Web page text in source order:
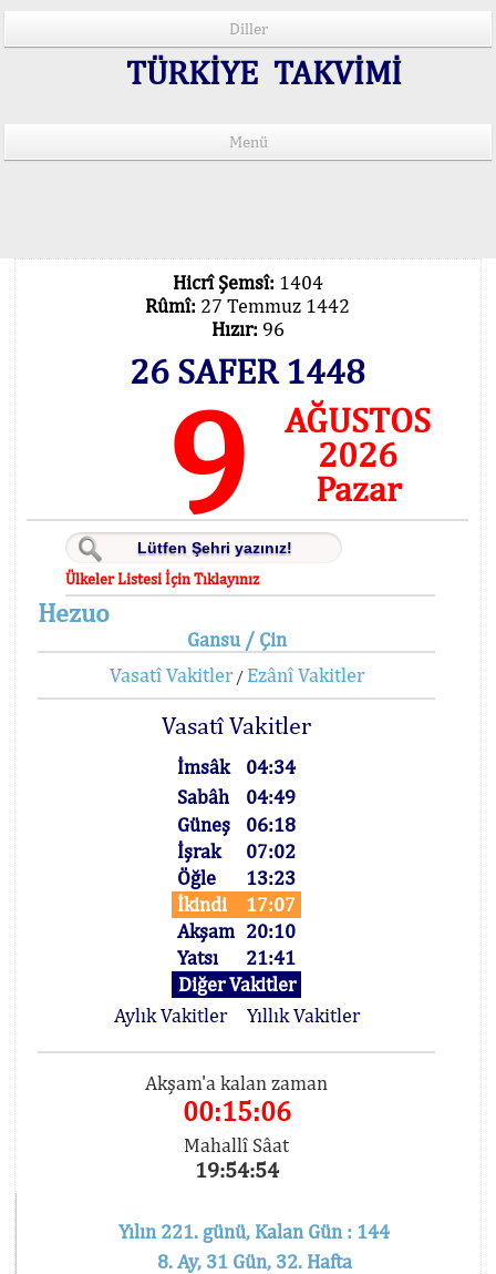
Diller
TÜRKİYE TAKVİMİ
Menü
Hicrî Şemsî: 1404
Rûmî: 27 Temmuz 1442
Hızır: 96
26 SAFER 1448
9
AĞUSTOS
2026
Pazar
Ülkeler Listesi İçin Tıklayınız
Hezuo
Gansu / Çin
Vasatî Vakitler/ Ezânî Vakitler
Vasatî Vakitler
İmsâk
04:34
Sabâh
04:49
Güneş
06:18
İşrak
07:02
Öğle
13:23
İkindi
17:07
Akşam 20:10
Yatsı
21:41
Diğer Vakitler
Aylık Vakitler
Yıllık Vakitler
Akşam'a kalan zaman
00:15:06
Mahallî Sâat
19:54:54
Yılın 221. günü, Kalan Gün : 144
8. Ay, 31 Gün, 32. Hafta